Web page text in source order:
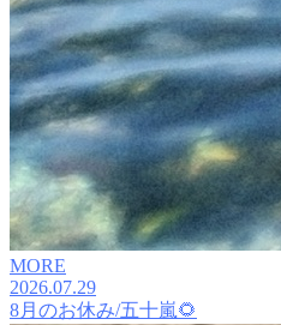
MORE
2026.07.29
8月のお休み/五十嵐🌻